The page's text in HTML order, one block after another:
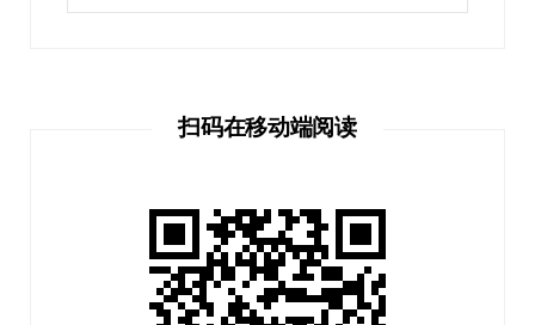
扫码在移动端阅读